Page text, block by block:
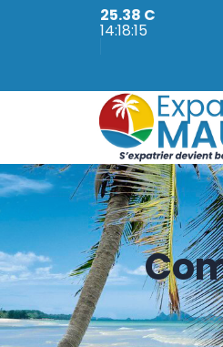
25.38 C
14:18:16